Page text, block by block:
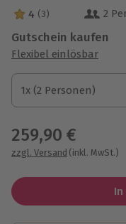
4 Sterne von 5 aus 3
4 (3) 2
Gutschein kaufen
Flexibel einlösbar
1x (2 Personen)
1x (2 Personen)
1x (2 Personen)
259,90 €
zzgl. Versand (inkl. MwSt.)
In